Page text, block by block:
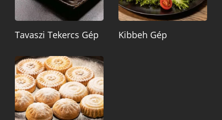
Tavaszi Tekercs Gép Kibbeh Gép